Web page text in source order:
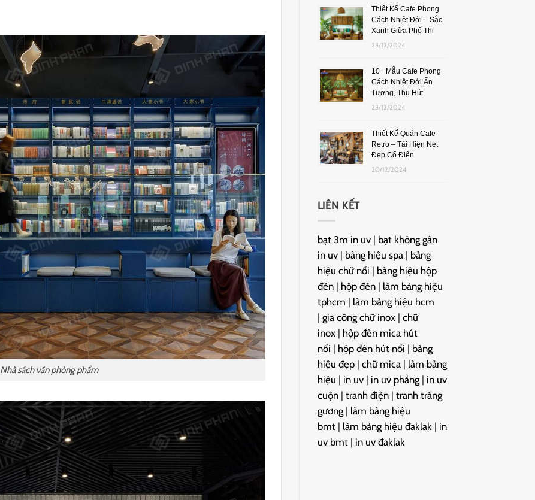
Nhà sách văn phòng phẩm
Thiết Kế Cafe Phong
Cách Nhiệt Đới – Sắc
Xanh Giữa Phố Thị
23/12/2024
10+ Mẫu Cafe Phong
Cách Nhiệt Đới Ấn
Tượng, Thu Hút
23/12/2024
Thiết Kế Quán Cafe
Retro – Tái Hiện Nét
Đẹp Cổ Điển
20/12/2024
LIÊN KẾT
bạt 3m in uv| bạt không gân
in uv| bảng hiệu spa| bảng
hiệu chữ nổi | bảng hiệu hộp
đèn| hộp đèn| làm bảng hiệu
tphcm | làm bảng hiệu hcm
| gia công chữ inox| chữ
inox| hộp đèn mica hút
nổi | hộp đèn hút nổi | bảng
hiệu đẹp| chữ mica| làm bảng
hiệu | in uv| in uv phẳng| in uv
cuộn| tranh điện| tranh tráng
gương| làm bảng hiệu
bmt| làm bảng hiệu đaklak | in
uv bmt| in uv đaklak